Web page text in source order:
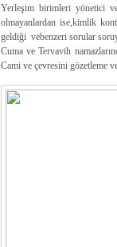
Yerleşim birimleri yönetici
olmayanlardan ise,kimlik
geldiği vebenzeri sorular
Cuma ve Tervavih
Cami ve çevresini gözetleme